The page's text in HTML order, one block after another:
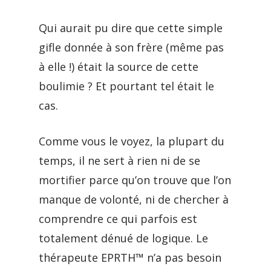
Qui aurait pu dire que cette simple
gifle donnée à son frère (même pas
à elle !) était la source de cette
boulimie ? Et pourtant tel était le
cas.
Comme vous le voyez, la plupart du
temps, il ne sert à rien ni de se
mortifier parce qu’on trouve que l’on
manque de volonté, ni de chercher à
comprendre ce qui parfois est
totalement dénué de logique. Le
thérapeute EPRTH™ n’a pas besoin